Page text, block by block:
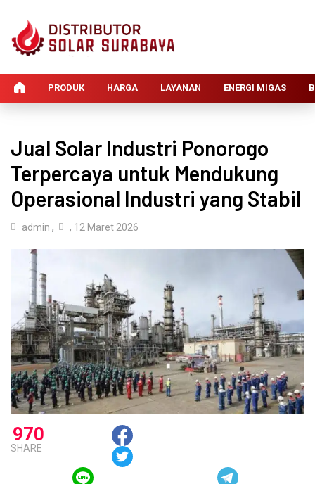
PRODUK HARGA LAYANAN ENERGI MIGAS
Jual Solar Industri Ponorogo
Terpercaya untuk Mendukung
Operasional Industri yang Stabil
admin , , 12 Maret 2026
970
SHARE